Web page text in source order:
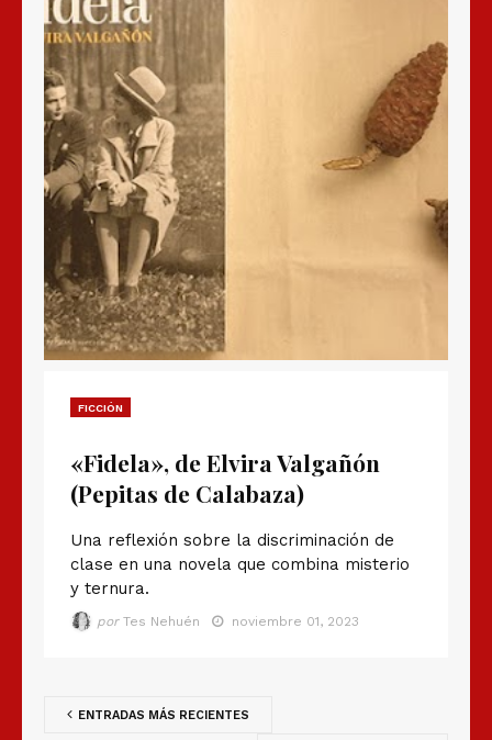
FICCIÓN
«Fidela», de Elvira Valgañón
(Pepitas de Calabaza)
Una reflexión sobre la discriminación de
clase en una novela que combina misterio
y ternura.
por Tes Nehuén noviembre 01, 2023
ENTRADAS MÁS RECIENTES